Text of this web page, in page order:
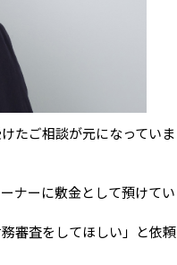
たご相談が元になっていま
ナーに敷金として預けてい
審査をしてほしい」と依頼